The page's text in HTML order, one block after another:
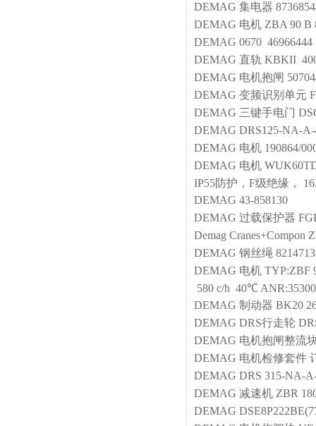
DEMAG 集电器
DEMAG 电机 ZBA 90 B
DEMAG 0670
DEMAG 直轨 KBKII
DEMAG 电机抱闸
DEMAG 变频识别单元
DEMAG 三键手电门
DEMAG DRS125-NA-
DEMAG 电机 190864/
DEMAG 电机
IP55防护，F级绝缘，
DEMAG 43-858130
DEMAG 过载保护器
Demag Cranes+Compon
DEMAG 钢丝绳
DEMAG 电机 TYP:ZBF
580 c/h 40℃
DEMAG 制动器 BK20
DEMAG DRS行走轮
DEMAG 电机抱闸整流
DEMAG 电机检修套件
DEMAG DRS 315-NA-
DEMAG 减速机 ZBR
DEMAG